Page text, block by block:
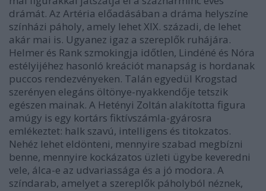
drámát. Az Artéria előadásában a dráma helyszíne
színházi páholy, amely lehet XIX. századi, de lehet
akár mai is. Ugyanez igaz a szereplők ruhájára.
Helmer és Rank szmokingja időtlen, Lindéné és Nóra
estélyijéhez hasonló kreációt manapság is hordanak
puccos rendezvényeken. Talán egyedül Krogstad
szerényen elegáns öltönye-nyakkendője tetszik
egészen mainak. A Hetényi Zoltán alakította figura
amúgy is egy kortárs fiktívszámla-gyárosra
emlékeztet: halk szavú, intelligens és titokzatos.
Nehéz lehet eldönteni, mennyire szabad megbízni
benne, mennyire kockázatos üzleti ügybe keveredni
vele, álca-e az udvariassága és a jó modora. A
színdarab, amelyet a szereplők páholyból néznek,